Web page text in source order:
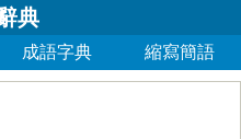
典
成語字典 縮寫簡語